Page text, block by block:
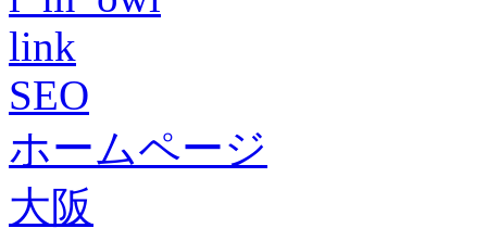
link
SEO
ホームページ
大阪